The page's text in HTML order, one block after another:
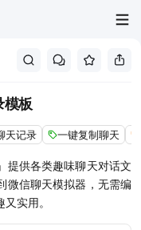
模板
天记录 一键复制聊天
提供各类趣味聊天对话文
微信聊天模拟器，无需编
实用。